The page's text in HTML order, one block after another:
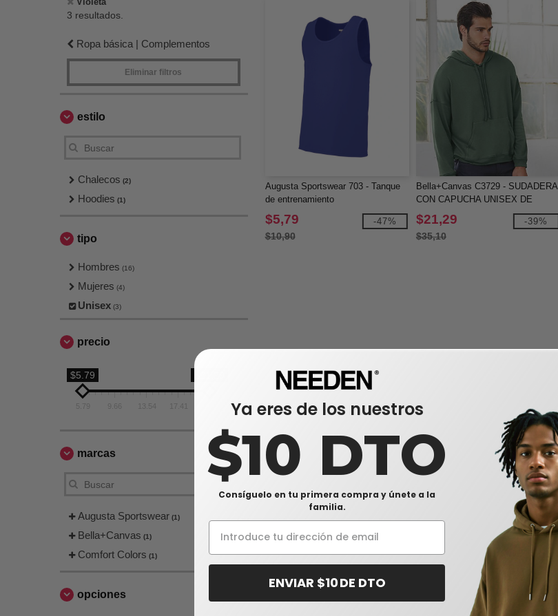
3 resultados.
Ropa básica | Complementos
Eliminar filtros
estilo
Chalecos (2)
Hoodies (1)
tipo
Hombres (16)
Mujeres (4)
Unisex (3)
precio
$5.79
5.79 13.54 17.41
marcas
Augusta Sportswear (1)
Bella+Canvas (1)
Comfort Colors (1)
opciones
Augusta Sportswear 703 - Tanque
de entrenamiento
$5,79
$10,90
-47%
Bella+Canvas C3729 - SUDADERA
CON CAPUCHA UNISEX DE
FORRO POLAR ESPONJOSO
DTM
$21,29
$35,10
-39%
Ya eres de los nuestros
$10 DTO
Consíguelo en tu primera compra y únete a la
familia.
ENVIAR $10 DE DTO